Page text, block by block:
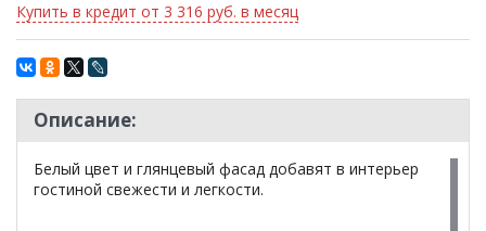
Купить в кредит от 3 316 руб. в месяц
Описание:
Белый цвет и глянцевый фасад добавят в интерьер
гостиной свежести и легкости.